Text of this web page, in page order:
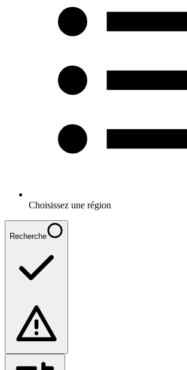
Choisissez une région
Recherche